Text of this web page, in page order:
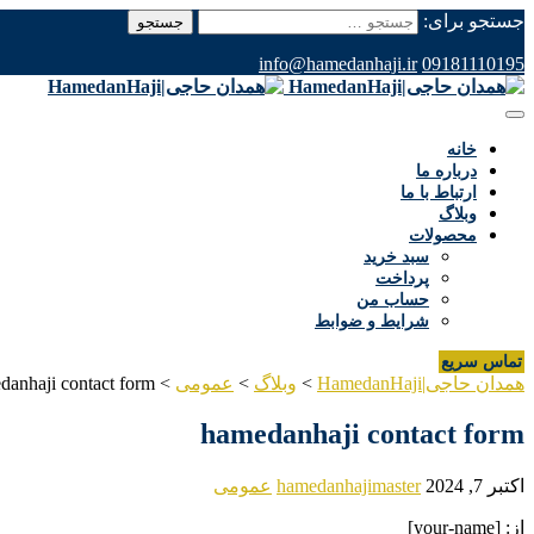
جستجو برای:
09181110195
info@hamedanhaji.ir
خانه
درباره ما
ارتباط با ما
وبلاگ
محصولات
سبد خرید
پرداخت
حساب من
شرایط و ضوابط
تماس سریع
همدان حاجی|HamedanHaji > وبلاگ > عمومی >
contact form
hamedanhaji contact form
اکتبر 7, 2024 hamedanhajimaster عمومی
از: [your-name]